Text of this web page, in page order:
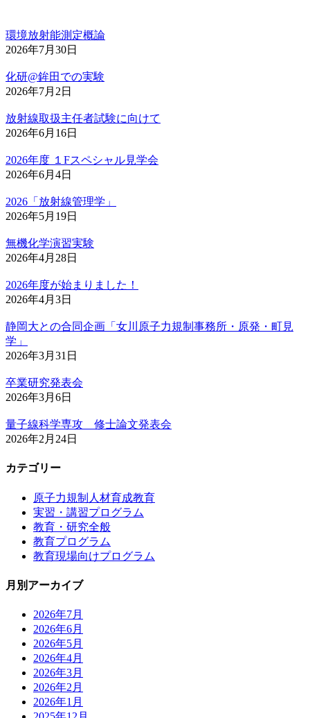
環境放射能測定概論
2026年7月30日
化研@鉾田での実験
2026年7月2日
放射線取扱主任者試験に向けて
2026年6月16日
2026年度 １Fスペシャル見学会
2026年6月4日
2026「放射線管理学」
2026年5月19日
無機化学演習実験
2026年4月28日
2026年度が始まりました！
2026年4月3日
静岡大との合同企画「女川原子力規制事務所・原発・町見
学」
2026年3月31日
卒業研究発表会
2026年3月6日
量子線科学専攻 修士論文発表会
2026年2月24日
カテゴリー
原子力規制人材育成教育
実習・講習プログラム
教育・研究全般
教育プログラム
教育現場向けプログラム
月別アーカイブ
2026年7月
2026年6月
2026年5月
2026年4月
2026年3月
2026年2月
2026年1月